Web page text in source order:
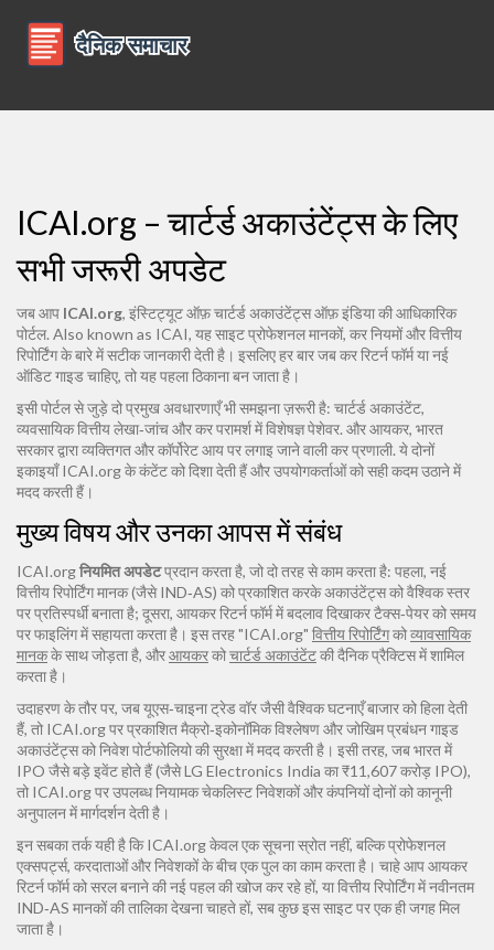
ICAI.org – चार्टर्ड अकाउंटेंट्स के लिए
सभी जरूरी अपडेट
जब आप ICAI.org, इंस्टिट्यूट ऑफ़ चार्टर्ड अकाउंटेंट्स ऑफ़ इंडिया की आधिकारिक
पोर्टल. Also known as ICAI, यह साइट प्रोफेशनल मानकों, कर नियमों और वित्तीय
रिपोर्टिंग के बारे में सटीक जानकारी देती है। इसलिए हर बार जब कर रिटर्न फॉर्म या नई
ऑडिट गाइड चाहिए, तो यह पहला ठिकाना बन जाता है।
इसी पोर्टल से जुड़े दो प्रमुख अवधारणाएँ भी समझना ज़रूरी है: चार्टर्ड अकाउंटेंट,
व्यवसायिक वित्तीय लेखा‑जांच और कर परामर्श में विशेषज्ञ पेशेवर. औरआयकर, भारत
सरकार द्वारा व्यक्तिगत और कॉर्पोरेट आय पर लगाइ जाने वाली कर प्रणाली. ये दोनों
इकाइयाँ ICAI.org के कंटेंट को दिशा देती हैं और उपयोगकर्ताओं को सही कदम उठाने में
मदद करती हैं।
मुख्य विषय और उनका आपस में संबंध
ICAI.orgनियमित अपडेटप्रदान करता है, जो दो तरह से काम करता है: पहला, नई
वित्तीय रिपोर्टिंग मानक (जैसे IND‑AS) को प्रकाशित करके अकाउंटेंट्स को वैश्विक स्तर
पर प्रतिस्पर्धी बनाता है; दूसरा, आयकर रिटर्न फॉर्म में बदलाव दिखाकर टैक्स‑पेयर को समय
पर फाइलिंग में सहायता करता है। इस तरह "ICAI.org" वित्तीय रिपोर्टिंगकोव्यावसायिक
मानकके साथ जोड़ता है, औरआयकरकोचार्टर्ड अकाउंटेंटकी दैनिक प्रैक्टिस में शामिल
करता है।
उदाहरण के तौर पर, जब यूएस‑चाइना ट्रेड वॉर जैसी वैश्विक घटनाएँ बाजार को हिला देती
हैं, तो ICAI.org पर प्रकाशित मैक्रो‑इकोनॉमिक विश्लेषण और जोखिम प्रबंधन गाइड
अकाउंटेंट्स को निवेश पोर्टफोलियो की सुरक्षा में मदद करती है। इसी तरह, जब भारत में
IPO जैसे बड़े इवेंट होते हैं (जैसे LG Electronics India का ₹11,607 करोड़ IPO),
तो ICAI.org पर उपलब्ध नियामक चेकलिस्ट निवेशकों और कंपनियों दोनों को कानूनी
अनुपालन में मार्गदर्शन देती है।
इन सबका तर्क यही है कि ICAI.org केवल एक सूचना स्रोत नहीं, बल्कि प्रोफेशनल
एक्सपर्ट्स, करदाताओं और निवेशकों के बीच एक पुल का काम करता है। चाहे आप आयकर
रिटर्न फॉर्म को सरल बनाने की नई पहल की खोज कर रहे हों, या वित्तीय रिपोर्टिंग में नवीनतम
IND‑AS मानकों की तालिका देखना चाहते हों, सब कुछ इस साइट पर एक ही जगह मिल
जाता है।